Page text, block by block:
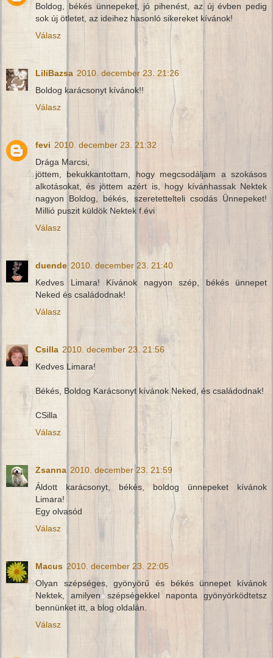
Boldog, békés ünnepeket, jó pihenést, az új évben pedig
sok új ötletet, az ideihez hasonló sikereket kívánok!
Válasz
LiliBazsa 2010. december 23. 21:26
Boldog karácsonyt kívánok!!
Válasz
fevi 2010. december 23. 21:32
Drága Marcsi,
jöttem, bekukkantottam, hogy megcsodáljam a szokásos
alkotásokat, és jöttem azért is, hogy kívánhassak Nektek
nagyon Boldog, békés, szeretettelteli csodás Ünnepeket!
Millió puszit küldök Nektek f.évi
Válasz
duende 2010. december 23. 21:40
Kedves Limara! Kívánok nagyon szép, békés ünnepet
Neked és családodnak!
Válasz
Csilla 2010. december 23. 21:56
Kedves Limara!
Békés, Boldog Karácsonyt kívánok Neked, és családodnak!
CSilla
Válasz
Zsanna 2010. december 23. 21:59
Áldott karácsonyt, békés, boldog ünnepeket kívánok
Limara!
Egy olvasód
Válasz
Macus 2010. december 23. 22:05
Olyan szépséges, gyönyörű és békés ünnepet kívánok
Nektek, amilyen szépségekkel naponta gyönyörködtetsz
bennünket itt, a blog oldalán.
Válasz